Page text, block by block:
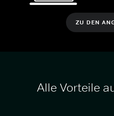
ZU DEN
Alle Vorteile